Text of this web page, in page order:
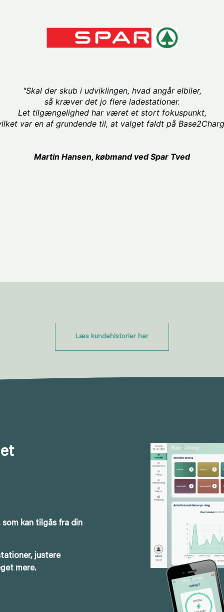
"Standerne har et flot og moderne design,
og de er koblet op med blandt andet MobilePay,
som gør hele ladeprocessen meget brugervenlig."
Læs kundehistorier her
kan tilgås fra din
justere
mere.